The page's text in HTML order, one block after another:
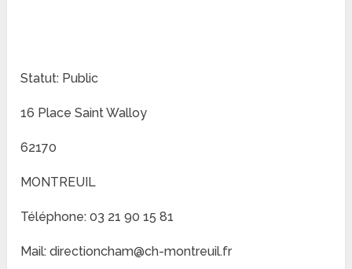
Statut: Public
16 Place Saint Walloy
62170
MONTREUIL
Téléphone: 03 21 90 15 81
Mail: directioncham@ch-montreuil.fr